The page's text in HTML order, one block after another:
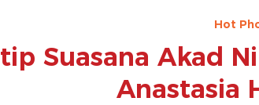
Hot
Suasana Akad
Anastasia